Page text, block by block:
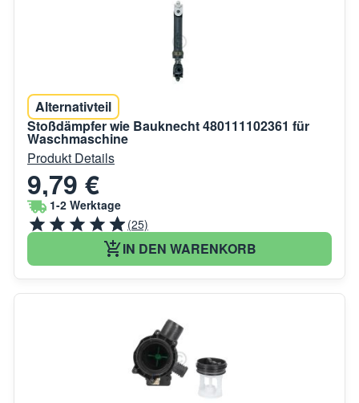
Alternativteil
Stoßdämpfer wie Bauknecht 480111102361 für
Waschmaschine
Produkt Details
9,79 €
1-2 Werktage
(25)
IN DEN WARENKORB